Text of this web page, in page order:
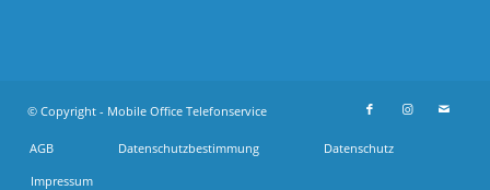
© Copyright - Mobile Office Telefonservice
AGB Datenschutzbestimmung
Datenschutz
Impressum